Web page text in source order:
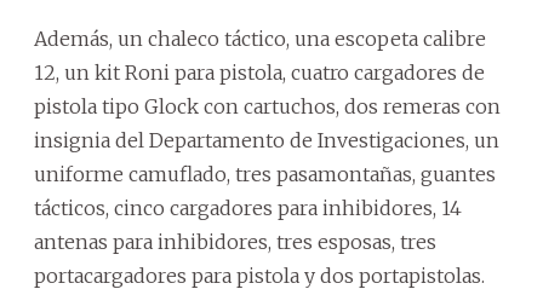
Además, un chaleco táctico, una escopeta calibre
12, un kit Roni para pistola, cuatro cargadores de
pistola tipo Glock con cartuchos, dos remeras con
insignia del Departamento de Investigaciones, un
uniforme camuflado, tres pasamontañas, guantes
tácticos, cinco cargadores para inhibidores, 14
antenas para inhibidores, tres esposas, tres
portacargadores para pistola y dos portapistolas.